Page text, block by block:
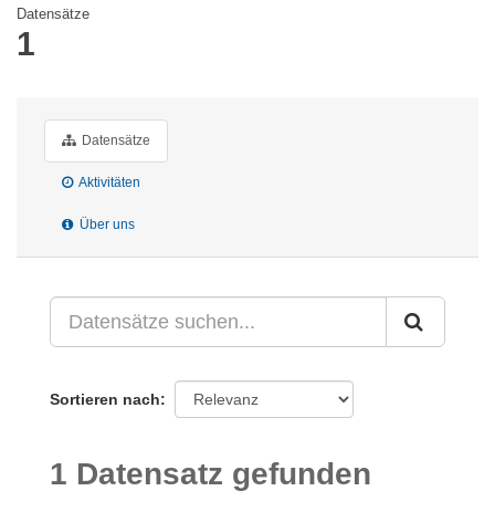
Datensätze
1
Datensätze
Aktivitäten
Über uns
Sortieren nach
1 Datensatz gefunden